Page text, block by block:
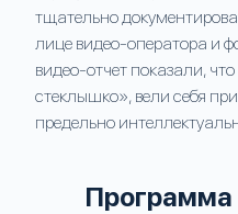
тщательно
лице видео-оператора и
видео-отчет показали,
стеклышко», вели себя
предельно
Программа